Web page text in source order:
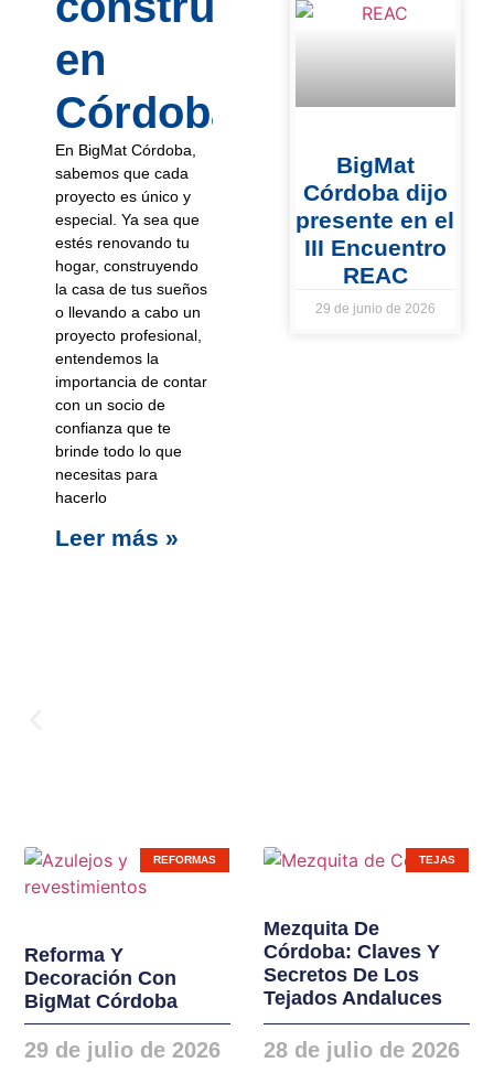
en
Córdoba?
En BigMat Córdoba,
sabemos que cada
proyecto es único y
especial. Ya sea que
estés renovando tu
hogar, construyendo
la casa de tus sueños
o llevando a cabo un
proyecto profesional,
entendemos la
importancia de contar
con un socio de
confianza que te
brinde todo lo que
necesitas para
hacerlo
Leer más »
BigMat
Córdoba dijo
presente en el
III Encuentro
REAC
29 de junio de 2026
Ampliamos líneas de
productos en nuestras
instalaciones. Nuevas
gamas de ventanas,
balconeras, cierres y
REFORMAS
Reforma Y
Decoración Con
BigMat Córdoba
29 de julio de 2026
TEJAS
Mezquita De
Córdoba: Claves Y
Secretos De Los
Tejados Andaluces
28 de julio de 2026